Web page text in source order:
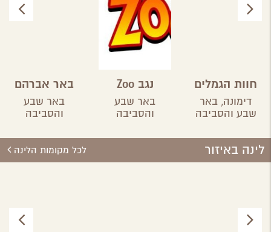
חוות הגמלים
בנגב
דימונה, באר
שבע והסביבה
נגב Zoo
באר שבע
והסביבה
באר אברהם
באר שבע
והסביבה
לינה באיזור לכל מקומות הלינה